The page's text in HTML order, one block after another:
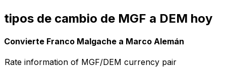
tipos de cambio de MGF a DEM hoy
Convierte Franco Malgache a Marco Alemán
Rate information of MGF/DEM currency pair